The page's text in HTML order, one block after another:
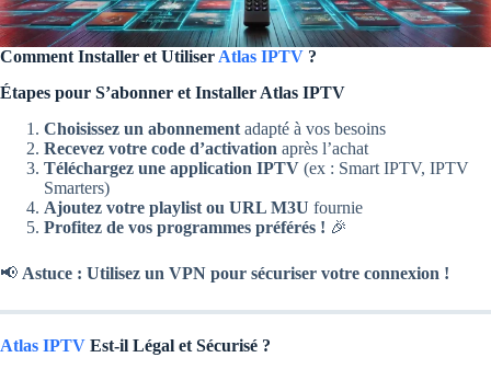
Comment Installer et Utiliser Atlas IPTV ?
Étapes pour S’abonner et Installer Atlas IPTV
Choisissez un abonnement adapté à vos besoins
Recevez votre code d’activation après l’achat
Téléchargez une application IPTV (ex : Smart IPTV, IPTV
Smarters)
Ajoutez votre playlist ou URL M3U fournie
Profitez de vos programmes préférés ! 🎉
📢 Astuce : Utilisez un VPN pour sécuriser votre connexion !
Atlas IPTV Est-il Légal et Sécurisé ?